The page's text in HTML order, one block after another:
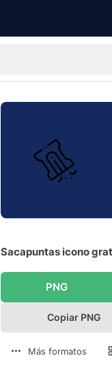
Sacapuntas icono
PNG
Copiar PNG
Más formatos